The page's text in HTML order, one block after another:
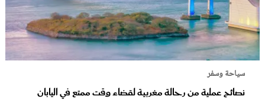
سياحة وسفر
نصائح عملية من رحالة مغربية لقضاء وقت ممتع في اليابان